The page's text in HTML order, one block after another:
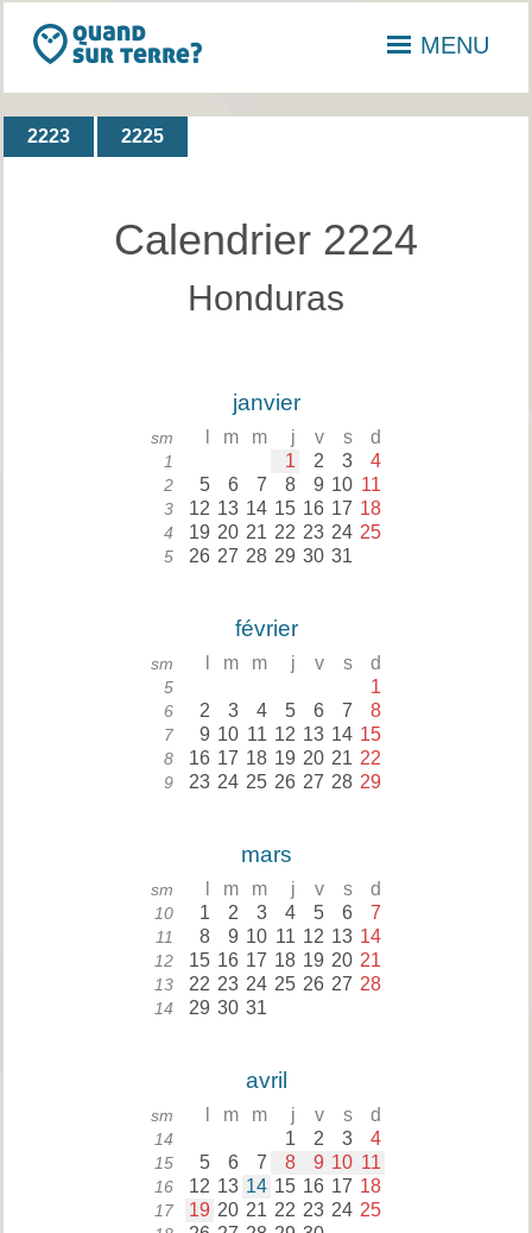
MENU
2223 2225
Calendrier 2224
Honduras
janvier
sm m m j v s d
1 1 2 3 4
2 5 6 7 8 9 10 11
3 12 13 14 15 16 17 18
4 19 20 21 22 23 24 25
5 26 27 28 29 30 31
février
sm m m j v s d
5 1
6 2 3 4 5 6 7 8
7 9 10 11 12 13 14 15
8 16 17 18 19 20 21 22
9 23 24 25 26 27 28 29
mars
sm m m j v s d
10 1 2 3 4 5 6 7
11 8 9 10 11 12 13 14
12 15 16 17 18 19 20 21
13 22 23 24 25 26 27 28
14 29 30 31
avril
sm m m j v s d
14 1 2 3 4
15 5 6 7 8 9 10 11
16 12 13 14 15 16 17 18
17 19 20 21 22 23 24 25